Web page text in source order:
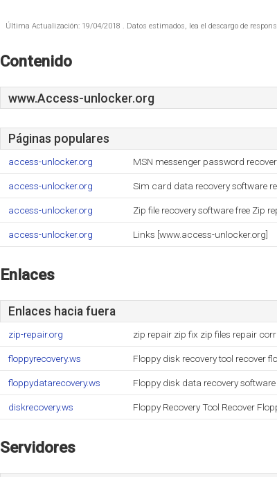
Última Actualización: 19/04/2018 . Datos estimados, lea el descargo de
Contenido
www.Access-unlocker.org
Páginas populares
access-unlocker.org MSN messenger password
access-unlocker.org Sim card data recovery software
access-unlocker.org Zip file recovery software free Zip
access-unlocker.org Links [www.access-unlocker.org]
Enlaces
Enlaces hacia fuera
zip-repair.org zip repair zip fix zip files repair
floppyrecovery.ws Floppy disk recovery tool recover
floppydatarecovery.ws Floppy disk data recovery
diskrecovery.ws Floppy Recovery Tool Recover
Servidores